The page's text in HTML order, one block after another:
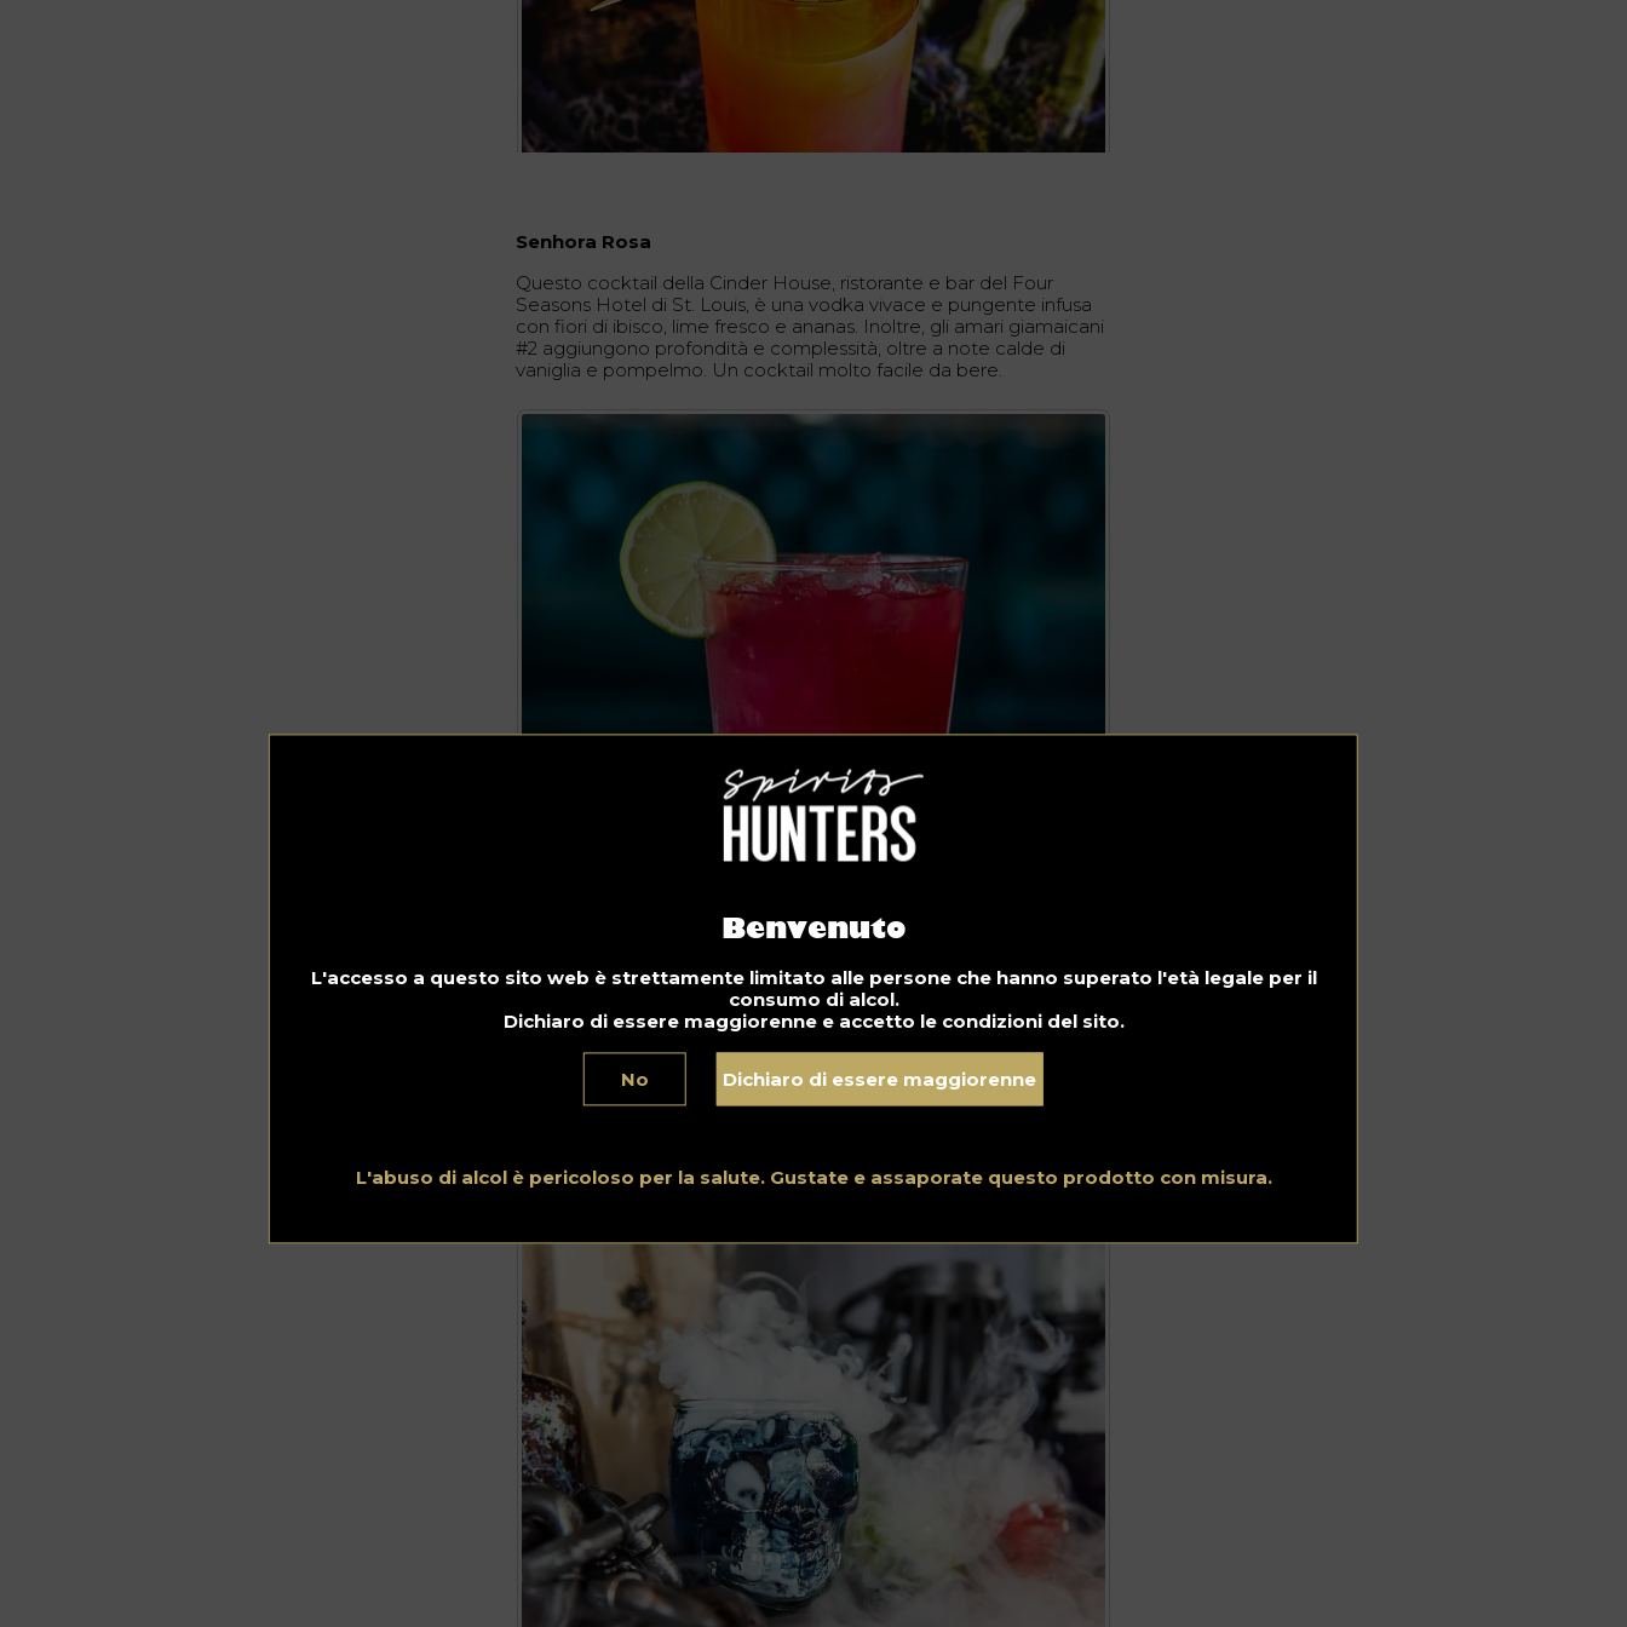
Benvenuto
L'accesso a questo sito web è strettamente limitato alle persone che hanno superato l'età legale per il
consumo di alcol.
Dichiaro di essere maggiorenne e accetto le condizioni del sito.
No Dichiaro di essere maggiorenne
L'abuso di alcol è pericoloso per la salute. Gustate e assaporate questo prodotto con misura.
Senhora Rosa
Questo cocktail della Cinder House, ristorante e bar del Four
Seasons Hotel di St. Louis, è una vodka vivace e pungente infusa
con fiori di ibisco, lime fresco e ananas. Inoltre, gli amari giamaicani
#2 aggiungono profondità e complessità, oltre a note calde di
vaniglia e pompelmo. Un cocktail molto facile da bere.
Paint it Black
forma di teschio. È un cocktail a base di bourbon con sciroppo di